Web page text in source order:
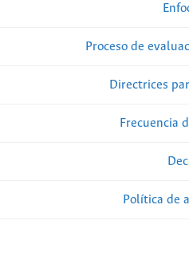
Proceso de
Directrices
Frecuencia
Política de